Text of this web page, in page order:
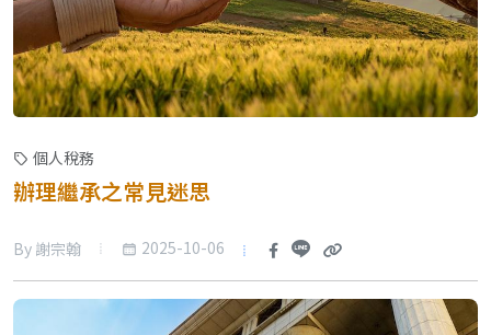
個人稅務
辦理繼承之常見迷思
By 謝宗翰 2025-10-06